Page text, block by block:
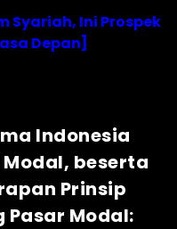
Syariah, Ini Prospek
Depan]
Indonesia
beserta
Prinsip
Modal: